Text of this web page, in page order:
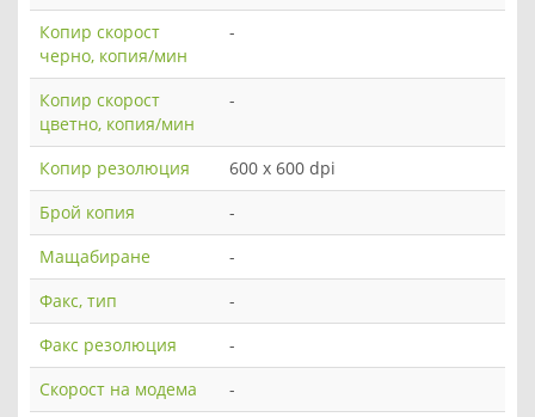
Копир скорост
черно, копия/мин
-
Копир скорост
цветно, копия/мин
-
Копир резолюция
600 x 600 dpi
Брой копия
-
Мащабиране
-
Факс, тип
-
Факс резолюция
-
Скорост на модема
-